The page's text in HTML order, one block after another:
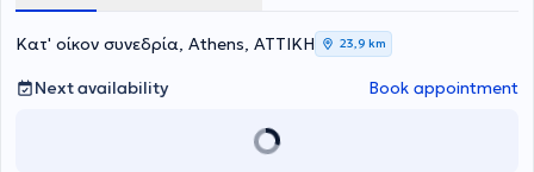
Κατ' οίκον συνεδρία, Athens, ΑΤΤΙΚΗ 23,9 km
Next availability Book appointment